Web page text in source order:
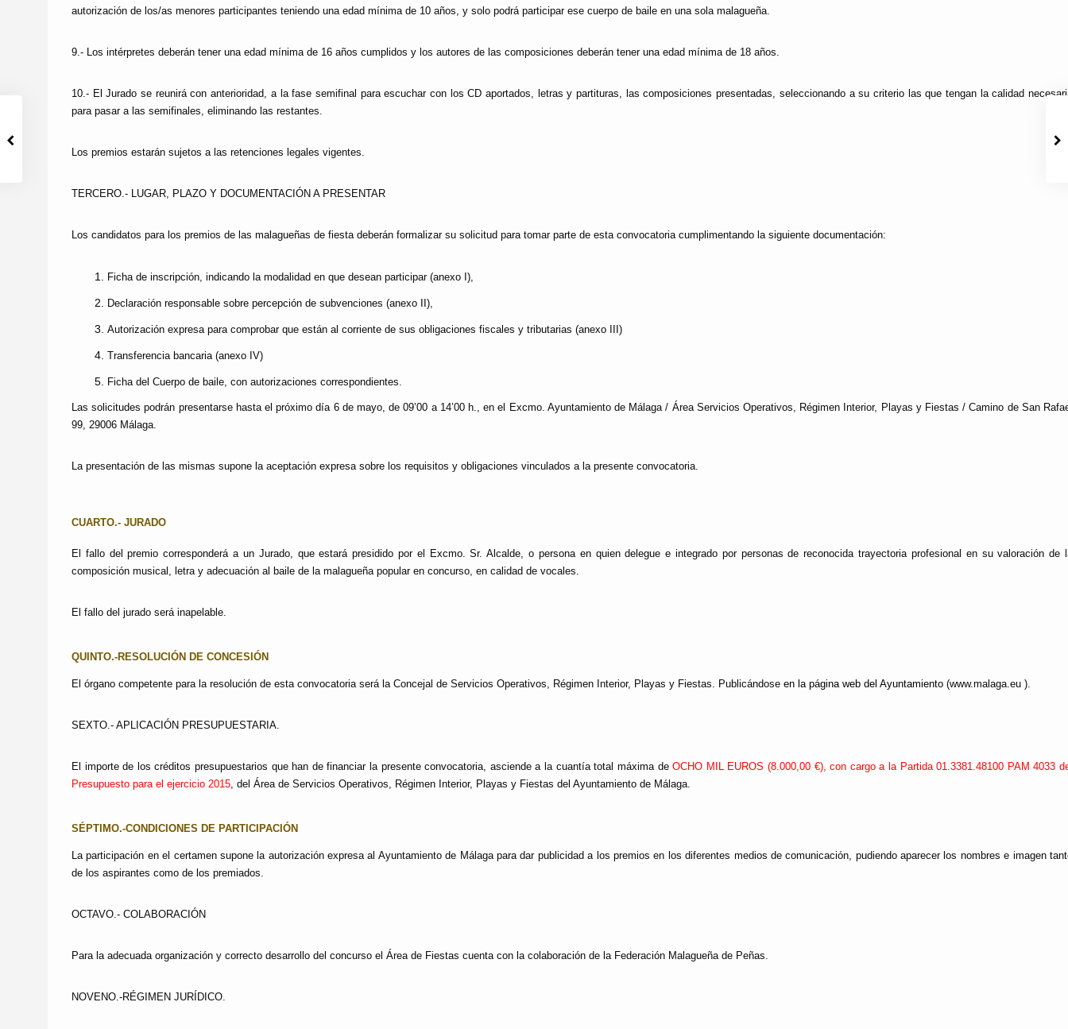
autorización de los/as menores participantes teniendo una edad mínima de 10 años, y solo podrá participar ese cuerpo de baile en una sola malagueña.
9.- Los intérpretes deberán tener una edad mínima de 16 años cumplidos y los autores de las composiciones deberán tener una edad mínima de 18 años.
10.- El Jurado se reunirá con anterioridad, a la fase semifinal para escuchar con los CD aportados, letras y partituras, las composiciones presentadas, seleccionando a su criterio las que tengan la calidad
para pasar a las semifinales, eliminando las restantes.
Los premios estarán sujetos a las retenciones legales vigentes.
TERCERO.- LUGAR, PLAZO Y DOCUMENTACIÓN A PRESENTAR
Los candidatos para los premios de las malagueñas de fiesta deberán formalizar su solicitud para tomar parte de esta convocatoria cumplimentando la siguiente documentación:
Ficha de inscripción, indicando la modalidad en que desean participar (anexo I),
Declaración responsable sobre percepción de subvenciones (anexo II),
Autorización expresa para comprobar que están al corriente de sus obligaciones fiscales y tributarias (anexo III)
Transferencia bancaria (anexo IV)
Ficha del Cuerpo de baile, con autorizaciones correspondientes.
Las solicitudes podrán presentarse hasta el próximo día 6 de mayo, de 09’00 a 14’00 h., en el Excmo. Ayuntamiento de Málaga / Área Servicios Operativos, Régimen Interior, Playas y Fiestas / Camino de San
99, 29006 Málaga.
La presentación de las mismas supone la aceptación expresa sobre los requisitos y obligaciones vinculados a la presente convocatoria.
CUARTO.- JURADO
El fallo del premio corresponderá a un Jurado, que estará presidido por el Excmo. Sr. Alcalde, o persona en quien delegue e integrado por personas de reconocida trayectoria profesional en su valoración de
composición musical, letra y adecuación al baile de la malagueña popular en concurso, en calidad de vocales.
El fallo del jurado será inapelable.
QUINTO.-RESOLUCIÓN DE CONCESIÓN
El órgano competente para la resolución de esta convocatoria será la Concejal de Servicios Operativos, Régimen Interior, Playas y Fiestas. Publicándose en la página web del Ayuntamiento (www.malaga.eu ).
SEXTO.- APLICACIÓN PRESUPUESTARIA.
El importe de los créditos presupuestarios que han de financiar la presente convocatoria, asciende a la cuantía total máxima deOCHO MIL EUROS (8.000,00 €), con cargo a la Partida 01.3381.48100 PAM 4033
Presupuesto para el ejercicio 2015, del Área de Servicios Operativos, Régimen Interior, Playas y Fiestas del Ayuntamiento de Málaga.
SÉPTIMO.-CONDICIONES DE PARTICIPACIÓN
La participación en el certamen supone la autorización expresa al Ayuntamiento de Málaga para dar publicidad a los premios en los diferentes medios de comunicación, pudiendo aparecer los nombres e imagen
de los aspirantes como de los premiados.
OCTAVO.- COLABORACIÓN
Para la adecuada organización y correcto desarrollo del concurso el Área de Fiestas cuenta con la colaboración de la Federación Malagueña de Peñas.
NOVENO.-RÉGIMEN JURÍDICO.